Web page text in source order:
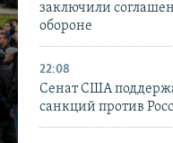
заключили
обороне
22:08
Сенат США
санкций против